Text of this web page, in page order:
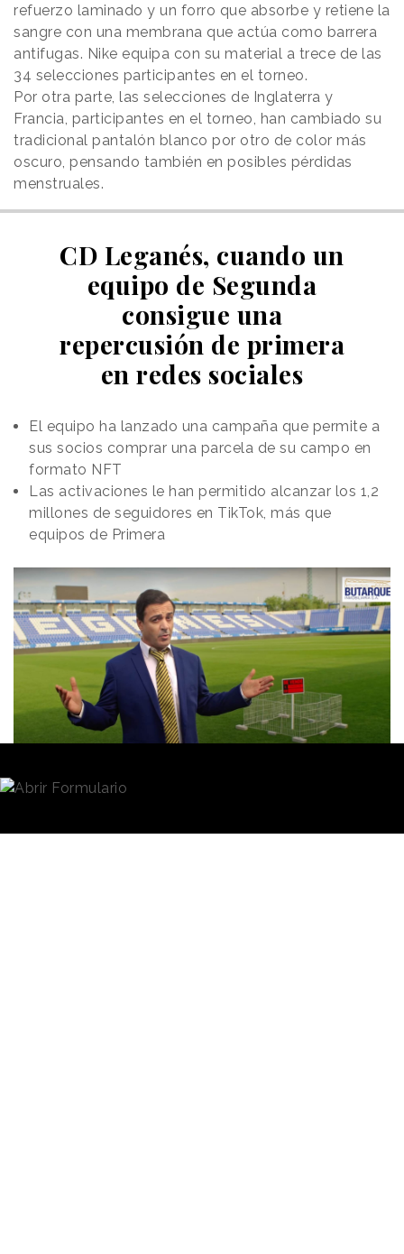
refuerzo laminado y un forro que absorbe y retiene la
sangre con una membrana que actúa como barrera
antifugas. Nike equipa con su material a trece de las
34 selecciones participantes en el torneo.
Por otra parte, las selecciones de Inglaterra y
Francia, participantes en el torneo, han cambiado su
tradicional pantalón blanco por otro de color más
oscuro, pensando también en posibles pérdidas
menstruales.
CD Leganés, cuando un
equipo de Segunda
consigue una
repercusión de primera
en redes sociales
El equipo ha lanzado una campaña que permite a
sus socios comprar una parcela de su campo en
formato NFT
Las activaciones le han permitido alcanzar los 1,2
millones de seguidores en TikTok, más que
equipos de Primera